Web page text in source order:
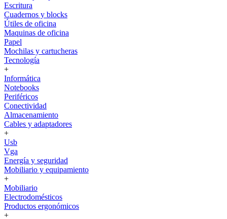
Escritura
Cuadernos y blocks
Útiles de oficina
Maquinas de oficina
Papel
Mochilas y cartucheras
Tecnología
+
Informática
Notebooks
Periféricos
Conectividad
Almacenamiento
Cables y adaptadores
+
Usb
Vga
Energía y seguridad
Mobiliario y equipamiento
+
Mobiliario
Electrodomésticos
Productos ergonómicos
+